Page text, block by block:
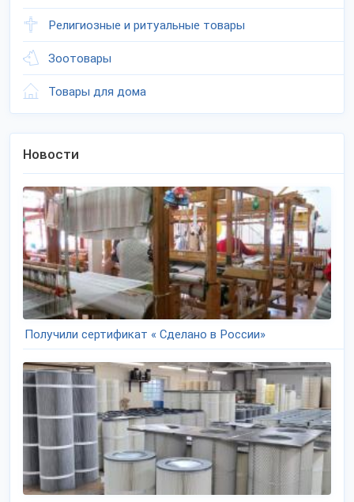
Религиозные и ритуальные товары
Зоотовары
Товары для дома
Новости
Получили сертификат « Сделано в России»